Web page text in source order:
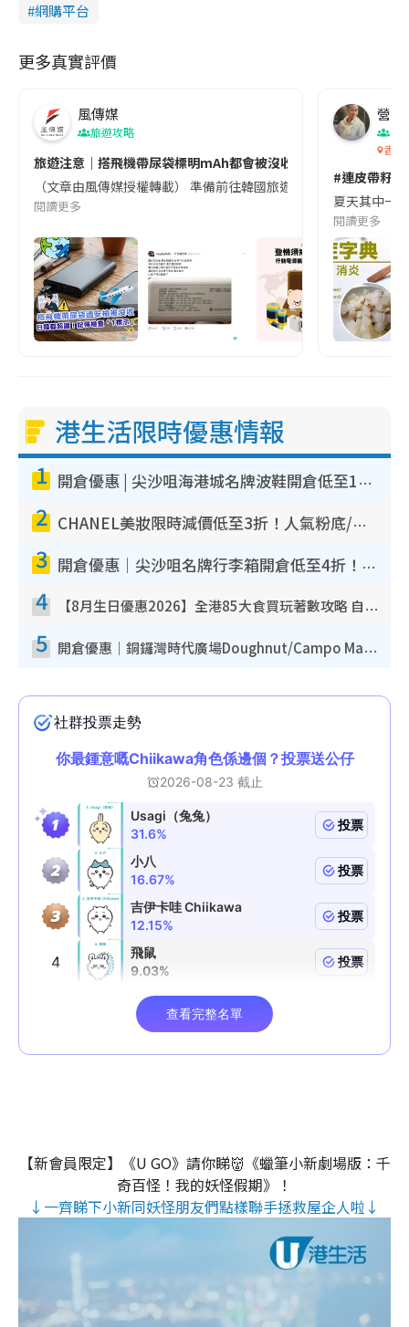
網購平台
更多真實評價
風傳媒
旅遊攻略
旅遊注意｜搭飛機帶尿袋標明mAh都會被沒收😱出發前切記檢查
（文章由風傳媒授權轉載） 準備前往韓國旅遊的民眾，近期要
閱讀更多
營養
香港
#連皮帶籽
夏天其中一
閱讀更多
港生活限時優惠情報
1 開倉優惠 | 尖沙咀海港城名牌波鞋開倉低至1折！On鞋$899起／Joy&Peace鞋履$98起
2 CHANEL美妝限時減價低至3折！人氣粉底/唇膏/精華液低至$275！COCO香水都有平
3 開倉優惠｜尖沙咀名牌行李箱開倉低至4折！一連5日 American Tourister/ace./Hallmark $200起！
4 【8月生日優惠2026】全港85大食買玩著數攻略 自助餐/火鍋放題同行免費＋誠品/DONKI送現金券
5 開倉優惠｜銅鑼灣時代廣場Doughnut/Campo Marzio開倉低至1折！背囊、書包、手袋劈價$200起
【新會員限定】《U GO》請你睇👹《蠟筆小新劇場版：千
奇百怪！我的妖怪假期》！
↓一齊睇下小新同妖怪朋友們點樣聯手拯救屋企人啦↓